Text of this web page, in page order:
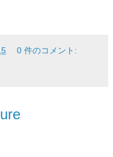
0 件のコメント: